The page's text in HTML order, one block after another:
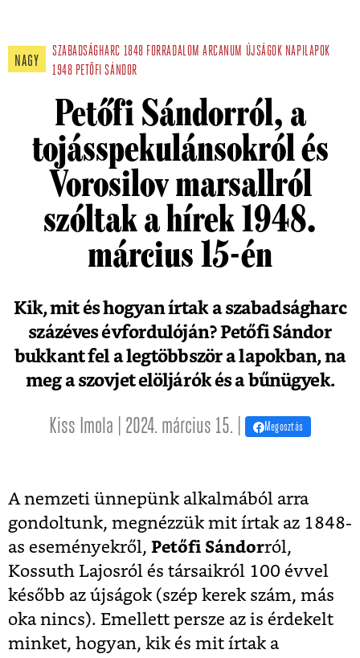
NAGY
SZABADSÁGHARC 1848 FORRADALOM ARCANUM ÚJSÁGOK NAPILAPOK
1948 PETŐFI SÁNDOR
Petőfi Sándorról, a
tojásspekulánsokról és
Vorosilov marsallról
szóltak a hírek 1948.
március 15-én
Kik, mit és hogyan írtak a szabadságharc
százéves évfordulóján? Petőfi Sándor
bukkant fel a legtöbbször a lapokban, na
meg a szovjet elöljárók és a bűnügyek.
Kiss Imola | 2024. március 15. | Megosztás
A nemzeti ünnepünk alkalmából arra
gondoltunk, megnézzük mit írtak az 1848-
as eseményekről, Petőfi Sándorról,
Kossuth Lajosról és társaikról 100 évvel
később az újságok (szép kerek szám, más
oka nincs). Emellett persze az is érdekelt
minket, hogyan, kik és mit írtak a